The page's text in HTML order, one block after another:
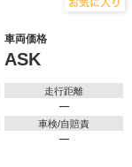
車両価格
ASK
走行距離
―
車検/自賠責
―